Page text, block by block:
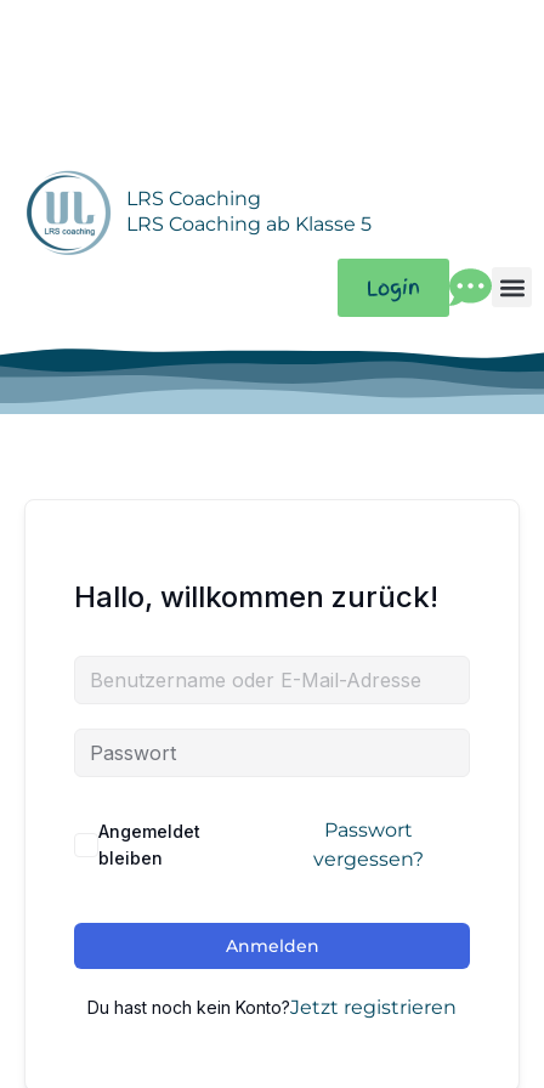
LRS Coaching
LRS Coaching ab Klasse 5
Login
Hallo, willkommen zurück!
Angemeldet
bleiben
Passwort
vergessen?
Anmelden
Du hast noch kein Konto?Jetzt registrieren